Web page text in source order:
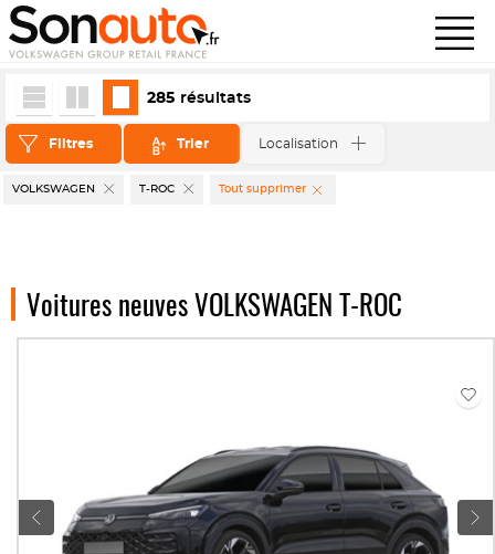
VOLKSWAGEN T-ROC Tout supprimer
Filtres Trier Localisation
285 résultats
Voitures neuves VOLKSWAGEN T-ROC